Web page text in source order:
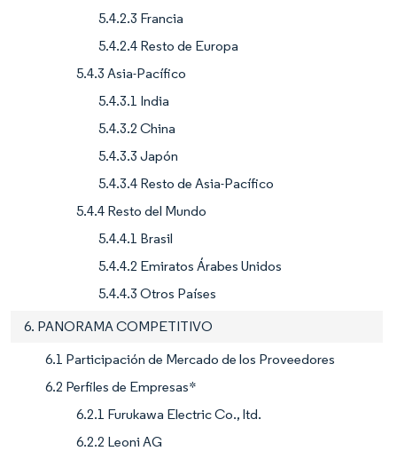
5.4.2.3 Francia
5.4.2.4 Resto de Europa
5.4.3 Asia-Pacífico
5.4.3.1 India
5.4.3.2 China
5.4.3.3 Japón
5.4.3.4 Resto de Asia-Pacífico
5.4.4 Resto del Mundo
5.4.4.1 Brasil
5.4.4.2 Emiratos Árabes Unidos
5.4.4.3 Otros Países
6. PANORAMA COMPETITIVO
6.1 Participación de Mercado de los Proveedores
6.2 Perfiles de Empresas*
6.2.1 Furukawa Electric Co., ltd.
6.2.2 Leoni AG